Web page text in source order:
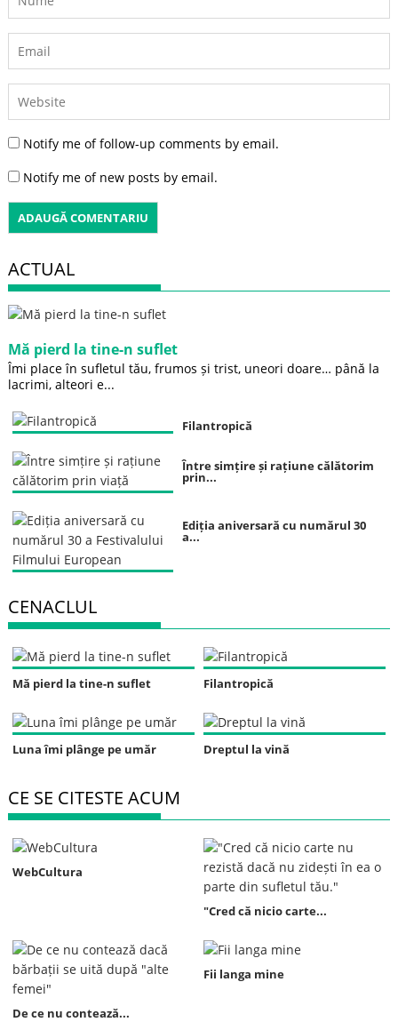
Notify me of follow-up comments by email.
Notify me of new posts by email.
ACTUAL
Mă pierd la tine-n suflet
Îmi place în sufletul tău, frumos și trist, uneori doare… până la
lacrimi, alteori e...
Filantropică
Între simțire și rațiune călătorim
prin...
Ediția aniversară cu numărul 30
a...
CENACLUL
Mă pierd la tine-n suflet Filantropică
Luna îmi plânge pe umăr Dreptul la vină
CE SE CITESTE ACUM
WebCultura
"Cred că nicio carte...
De ce nu contează...
Fii langa mine